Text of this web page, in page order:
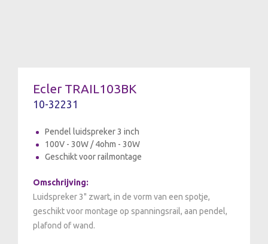
Ecler TRAIL103BK
10-32231
Pendel luidspreker 3 inch
100V - 30W / 4ohm - 30W
Geschikt voor railmontage
Omschrijving:
Luidspreker 3" zwart, in de vorm van een spotje,
geschikt voor montage op spanningsrail, aan pendel,
plafond of wand.